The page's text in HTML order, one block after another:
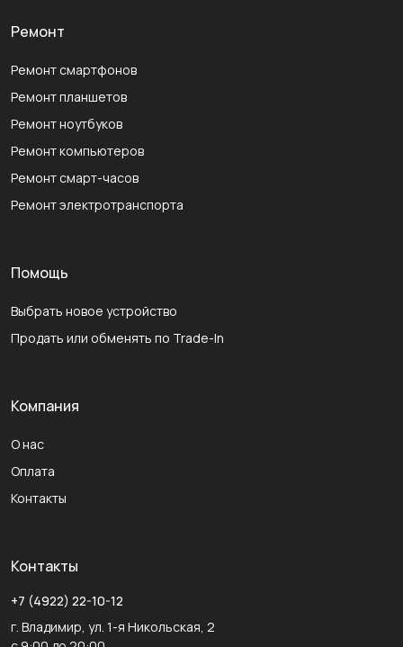
Ремонт
Ремонт смартфонов
Ремонт планшетов
Ремонт ноутбуков
Ремонт компьютеров
Ремонт смарт-часов
Ремонт электротранспорта
Помощь
Выбрать новое устройство
Продать или обменять по Trade-In
Компания
О нас
Оплата
Контакты
Контакты
+7 (4922) 22-10-12
г. Владимир, ул. 1-я Никольская, 2